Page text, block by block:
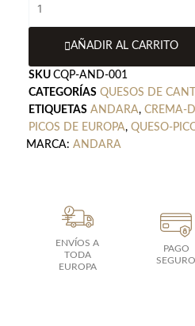
de
Andara
cantidad
AÑADIR AL CARRITO
SKU CQP-AND-001
CATEGORÍAS QUESOS DE
ETIQUETAS ANDARA, CREMA-
PICOS DE EUROPA, QUESO-
MARCA:ANDARA
ENVÍOS A
TODA
EUROPA
PAGO
SEGURO